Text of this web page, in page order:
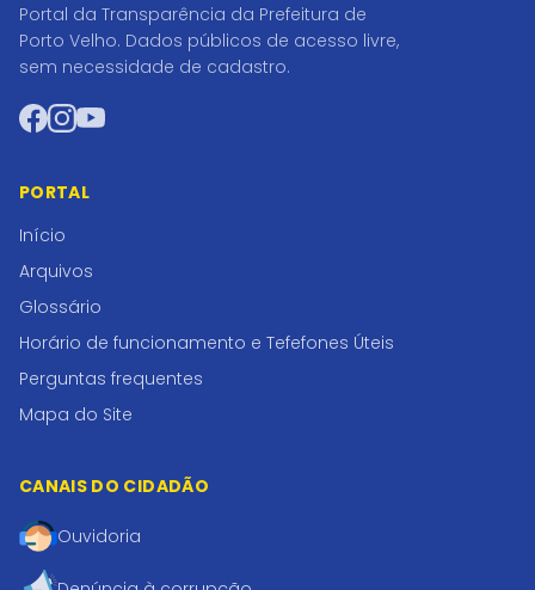
Portal da Transparência da Prefeitura de
Porto Velho. Dados públicos de acesso livre,
sem necessidade de cadastro.
Facebook
Instagram
YouTube
PORTAL
Início
Arquivos
Glossário
Horário de funcionamento e Tefefones Úteis
Perguntas frequentes
Mapa do Site
CANAIS DO CIDADÃO
Ouvidoria